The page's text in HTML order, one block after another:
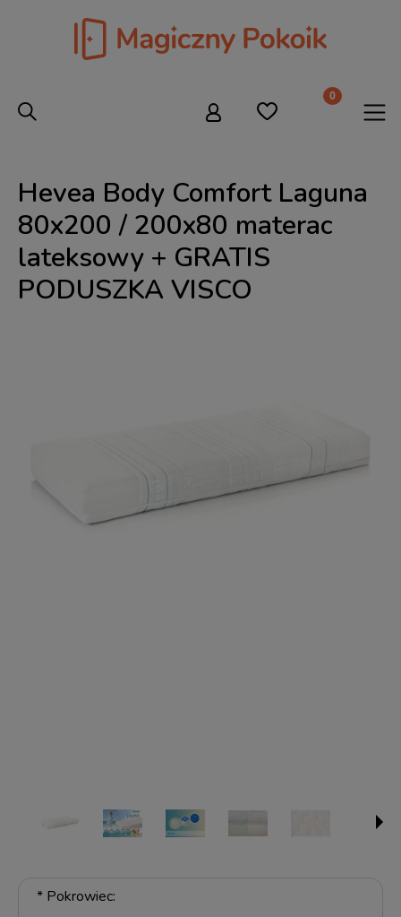
Hevea Body Comfort Laguna
80x200 / 200x80 materac
lateksowy + GRATIS
PODUSZKA VISCO
* Pokrowiec: